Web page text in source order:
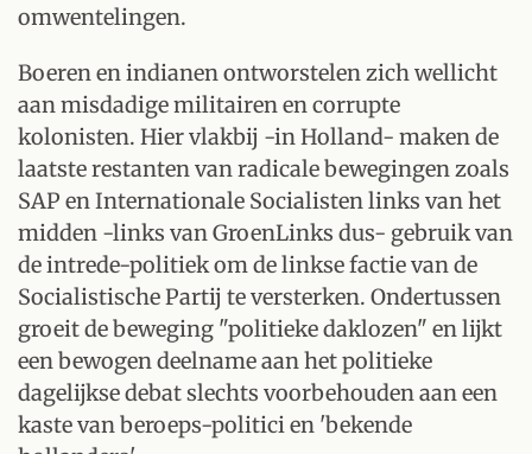
omwentelingen.
Boeren en indianen ontworstelen zich wellicht
aan misdadige militairen en corrupte
kolonisten. Hier vlakbij -in Holland- maken de
laatste restanten van radicale bewegingen zoals
SAP en Internationale Socialisten links van het
midden -links van GroenLinks dus- gebruik van
de intrede-politiek om de linkse factie van de
Socialistische Partij te versterken. Ondertussen
groeit de beweging "politieke daklozen" en lijkt
een bewogen deelname aan het politieke
dagelijkse debat slechts voorbehouden aan een
kaste van beroeps-politici en 'bekende